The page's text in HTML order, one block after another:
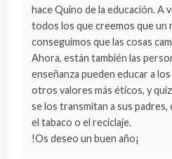
hace Quino de la educación. A
todos los que creemos que un
conseguimos que las cosas
Ahora, están también las
enseñanza pueden educar a
otros valores más éticos, y
se los transmitan a sus
el tabaco o el reciclaje.
!Os deseo un buen año¡